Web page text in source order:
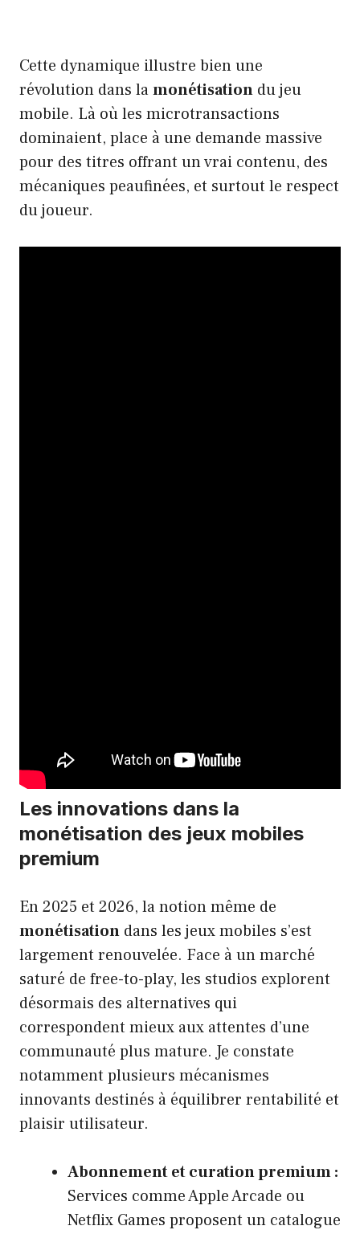
Cette dynamique illustre bien une
révolution dans lamonétisation du jeu
mobile. Là où les microtransactions
dominaient, place à une demande massive
pour des titres offrant un vrai contenu, des
mécaniques peaufinées, et surtout le respect
du joueur.
Les innovations dans la
monétisation des jeux mobiles
premium
En 2025 et 2026, la notion même de
monétisation dans les jeux mobiles s’est
largement renouvelée. Face à un marché
saturé de free-to-play, les studios explorent
désormais des alternatives qui
correspondent mieux aux attentes d’une
communauté plus mature. Je constate
notamment plusieurs mécanismes
innovants destinés à équilibrer rentabilité et
plaisir utilisateur.
Abonnement et curation premium :
Services comme Apple Arcade ou
Netflix Games proposent un catalogue